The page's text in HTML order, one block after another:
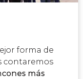
forma de
contaremos
más